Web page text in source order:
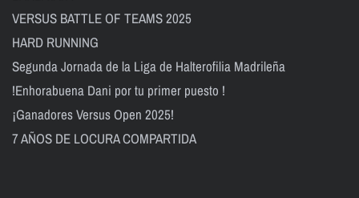
VERSUS BATTLE OF TEAMS 2025
HARD RUNNING
Segunda Jornada de la Liga de Halterofilia Madrileña
!Enhorabuena Dani por tu primer puesto !
¡Ganadores Versus Open 2025!
7 AÑOS DE LOCURA COMPARTIDA